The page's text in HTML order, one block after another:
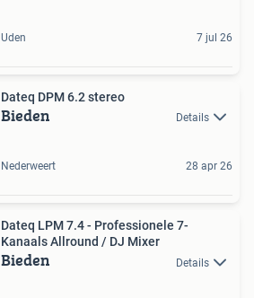
Uden 7 jul 26
Dateq DPM 6.2 stereo
Bieden Details
Nederweert 28 apr 26
Dateq LPM 7.4 - Professionele 7-
Kanaals Allround / DJ Mixer
Bieden Details